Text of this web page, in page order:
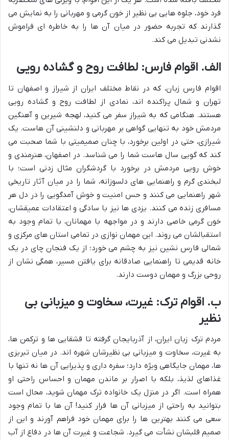
فرد خود، جلوه هایی بی نظیر از خون گرمی و مهربانی را به نمایش می
گذارند که تجربه حضور در میان آن ها را به خاطره ای فراموش
نشدنی تبدیل می کند.
الف. اقوام فارس: لطافت روح و گشاده رویی
اقوام فارس زبان، که در نقاط مختلف ایران از شیراز و اصفهان تا
تهران و شمال پراکنده اند، نمادی از لطافت روح و گشاده رویی
هستند. هنگامی که به شیراز سفر می کنید، لهجه شیرین و آهنگین
مردمش خود به تنهایی گواهی بر مهربانی و دلنشینی آن هاست. یک
شیرازی، حتی در اولین برخورد، با چنان صمیمیتی با شما صحبت می
کند که گویی سال هاست شما را می شناسد. در اصفهان، هنرمندی و
خوش رویی مردمش در برخورد با گردشگران مثال زدنی است؛ با
لبخندی گرم و راهنمایی های دلسوزانه، شما را در میان آثار تاریخی
شهر راهنمایی می کنند و حس امنیت و خوش آمدگویی را در دل هر
مسافری زنده می کنند. یزدی ها نیز با سادگی و اعتقادات عمیقشان،
خون گرمی خاصی دارند و در مواجهه با مهمانان، با تمام وجود به
استقبالشان می روند. این مهمان نوازی در تمامی استان های مرکزی و
شمالی فارس نشین نیز به چشم می خورد؛ از یک فنجان چای در یک
خانه قدیمی تا راهنمایی صادقانه برای یافتن مسیر، همگی نشان از
روحی بزرگ و مهمان دوست دارند.
ب. اقوام ترک: غیرت، سخاوت و میزبانی بی
نظیر
مردم ترک زبان ایران، از آذربایجان گرفته تا قشقایی ها و ترکمن ها،
به غیرت، سخاوت و میزبانی بی نظیرشان شهره اند. در میان تبریزی
ها، مهمان جایگاهی ویژه دارد؛ سفره داری و پذیرایی آن ها نه تنها با
غذاهای لذیذ، بلکه با اصرار بر ماندن مهمان و احساس راحتی او
همراه است. اگر در منزل یک خانواده ترک مهمان شوید، محال است
بتوانید به راحتی از میزبانی آن ها فرار کنید! آن ها با تمام وجود
سعی می کنند بهترین ها را برای مهمان خود فراهم آورند و این از
صمیم قلبشان نشأت می گیرد. شجاعت و غیرت آن ها در دفاع از آب